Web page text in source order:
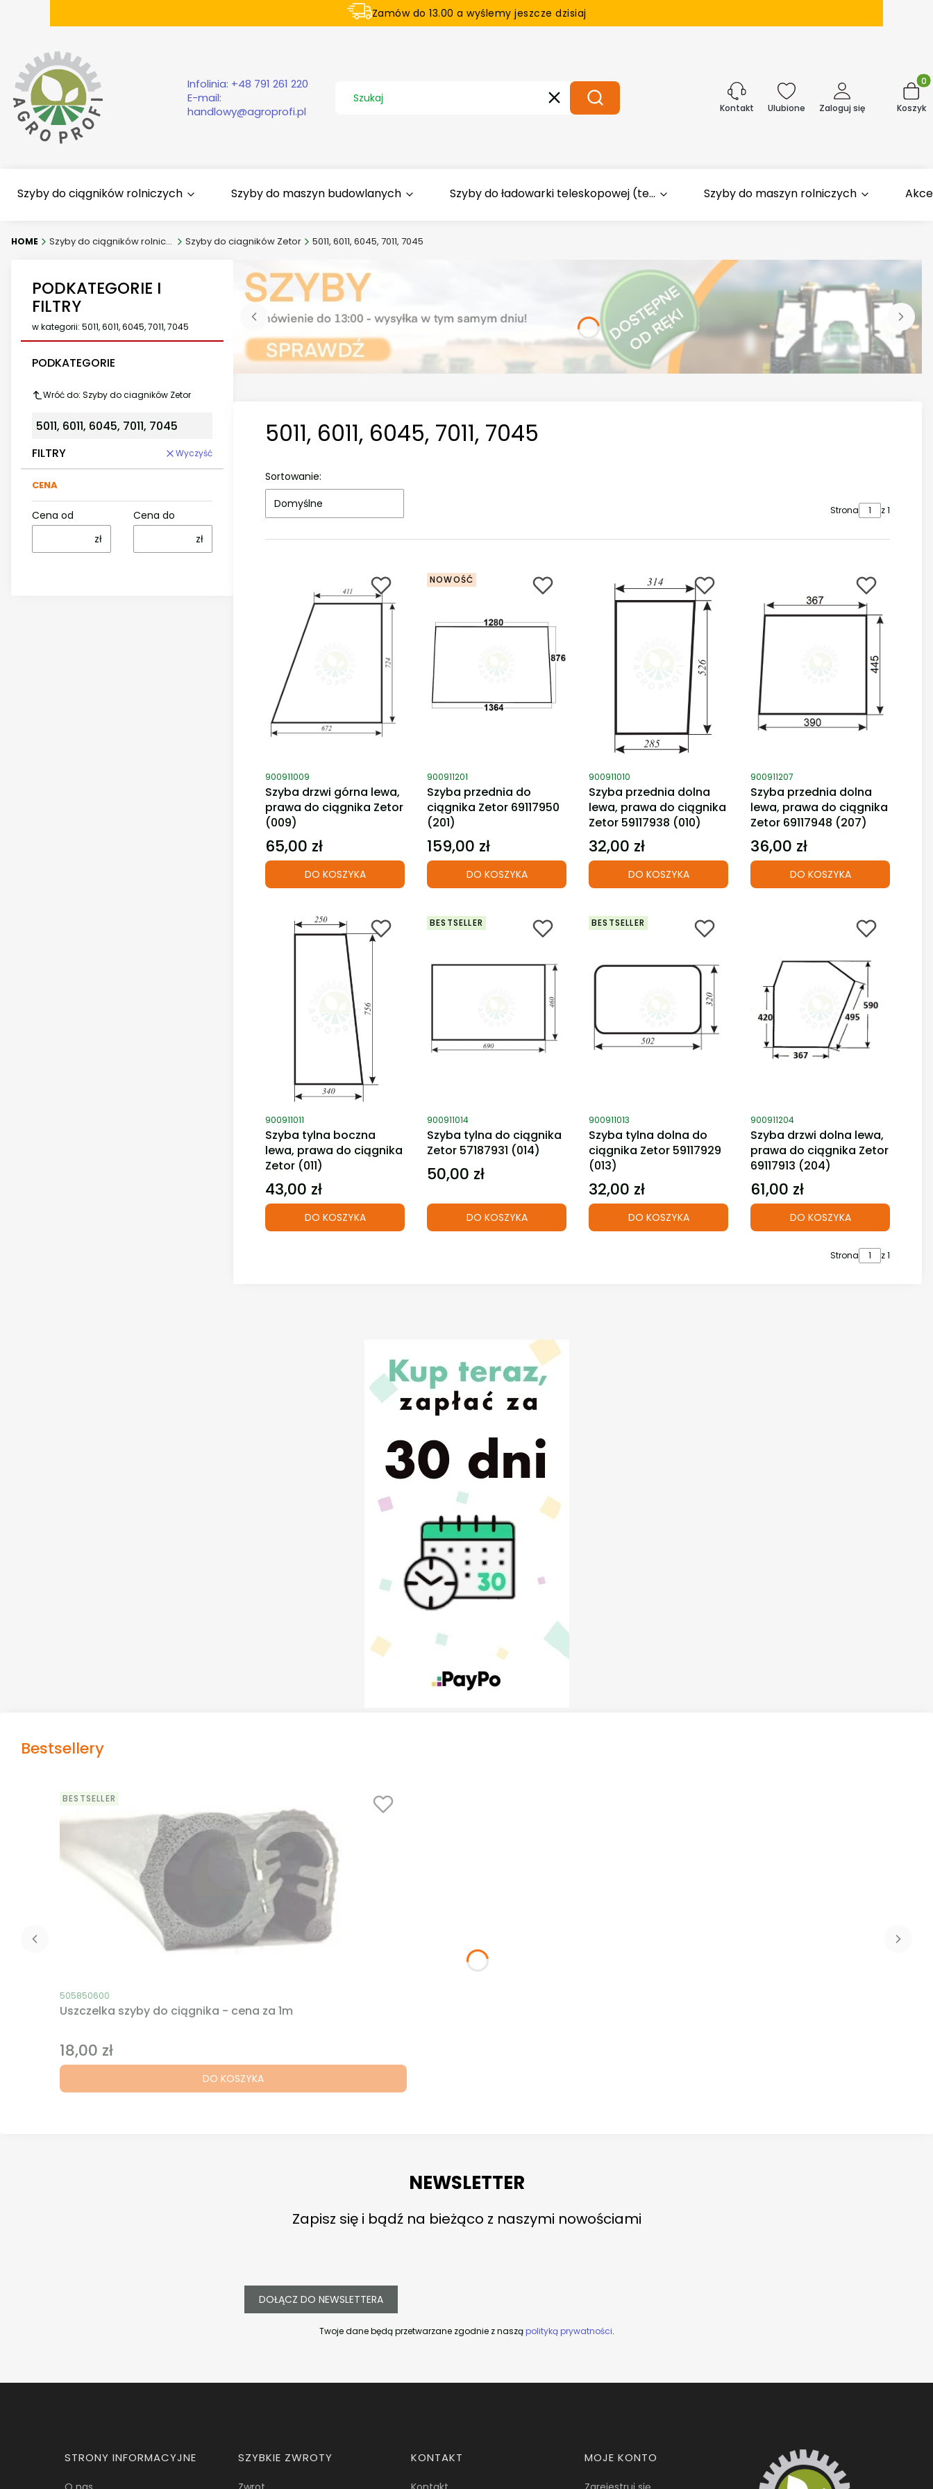
Zamów do 13.00 a wyślemy jeszcze dzisiaj
Infolinia: +48 791 261 220
E-mail:
handlowy@agroprofi.pl
WyczyśćSzukaj Kontakt Ulubione Zaloguj się Koszyk
Szyby do ciągników rolniczych Szyby do maszyn budowlanych Szyby do ładowarki teleskopowej (te... Szyby do maszyn rolniczych
Szyby do ciągników rolniczych Szyby do ciagników Zetor 5011, 6011, 6045, 7011, 7045
PODKATEGORIE I
FILTRY
w kategorii: 5011, 6011, 6045, 7011, 7045
PODKATEGORIE
Wróć do: Szyby do ciagników Zetor
5011, 6011, 6045, 7011, 7045
FILTRY
Wyczyść
CENA
Cena od
zł
Cena do
zł
5011, 6011, 6045, 7011, 7045
Sortowanie:
Domyślne
Strona z 1
Kod produktu
900911009
Szyba drzwi górna lewa,
prawa do ciągnika Zetor
(009)
Cena
65,00 zł
DO KOSZYKA
NOWOŚĆ
Kod produktu
900911201
Szyba przednia do
ciągnika Zetor 69117950
(201)
Cena
159,00 zł
DO KOSZYKA
Kod produktu
900911010
Szyba przednia dolna
lewa, prawa do ciągnika
Zetor 59117938 (010)
Cena
32,00 zł
DO KOSZYKA
Kod produktu
900911207
Szyba przednia dolna
lewa, prawa do ciągnika
Zetor 69117948 (207)
Cena
36,00 zł
DO KOSZYKA
Kod produktu
900911011
Szyba tylna boczna
lewa, prawa do ciągnika
Zetor (011)
Cena
43,00 zł
DO KOSZYKA
BESTSELLER
Kod produktu
900911014
Szyba tylna do ciągnika
Zetor 57187931 (014)
Cena
50,00 zł
DO KOSZYKA
BESTSELLER
Kod produktu
900911013
Szyba tylna dolna do
ciągnika Zetor 59117929
(013)
Cena
32,00 zł
DO KOSZYKA
Kod produktu
900911204
Szyba drzwi dolna lewa,
prawa do ciągnika Zetor
69117913 (204)
Cena
61,00 zł
DO KOSZYKA
Strona z 1
Bestsellery
BESTSELLER
Kod produktu
505850600
Uszczelka szyby do ciągnika - cena za 1m
Cena
18,00 zł
DO KOSZYKA
NEWSLETTER
Zapisz się i bądź na bieżąco z naszymi nowościami
DOŁĄCZ DO NEWSLETTERA
Twoje dane będą przetwarzane zgodnie z nasząpolityką prywatności.
Linki w stopce
STRONY INFORMACYJNE SZYBKIE ZWROTY KONTAKT MOJE KONTO